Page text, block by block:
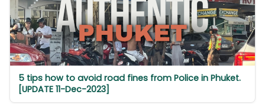
5 tips how to avoid road fines from Police in Phuket.
[UPDATE 11-Dec-2023]